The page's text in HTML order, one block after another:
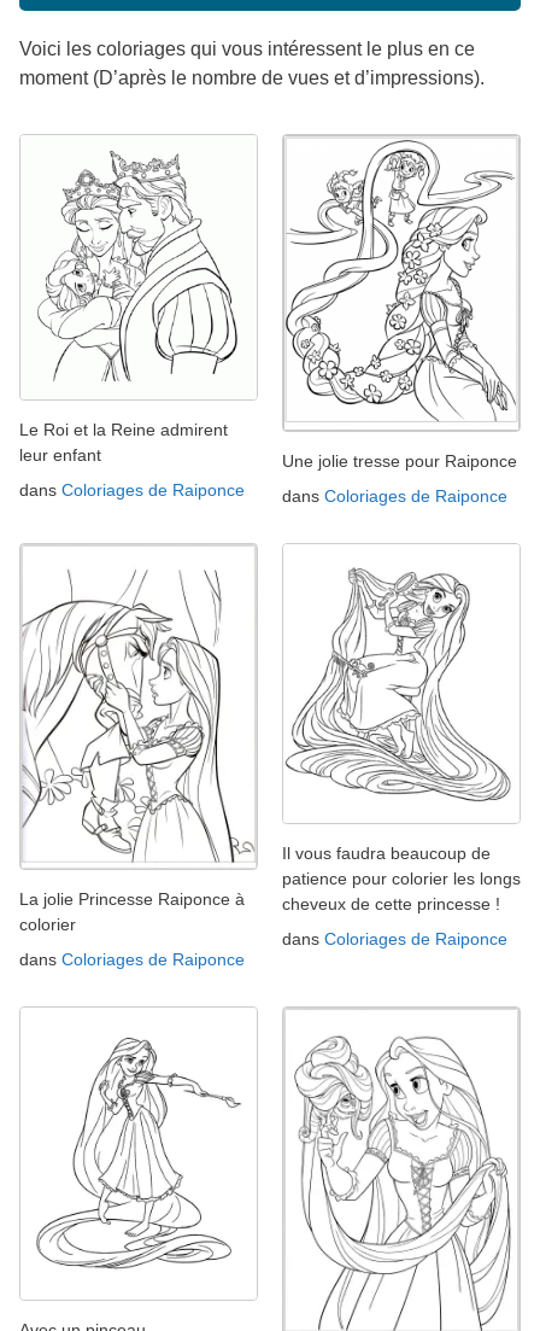
Voici les coloriages qui vous intéressent le plus en ce
moment (D’après le nombre de vues et d’impressions).
Le Roi et la Reine admirent
leur enfant
dans Coloriages de Raiponce
Une jolie tresse pour Raiponce
dans Coloriages de Raiponce
La jolie Princesse Raiponce à
colorier
dans Coloriages de Raiponce
Il vous faudra beaucoup de
patience pour colorier les longs
cheveux de cette princesse !
dans Coloriages de Raiponce